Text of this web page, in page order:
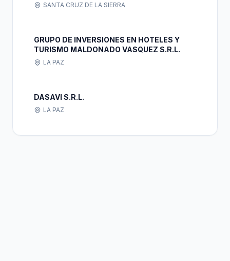
SANTA CRUZ DE LA SIERRA
GRUPO DE INVERSIONES EN HOTELES Y
TURISMO MALDONADO VASQUEZ S.R.L.
LA PAZ
DASAVI S.R.L.
LA PAZ